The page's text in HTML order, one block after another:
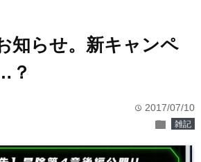
知らせ。新キャンペ
？
time 2017/07/10
folder 雑記